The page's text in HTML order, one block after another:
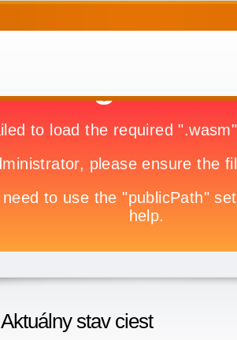
Aktuálny stav ciest